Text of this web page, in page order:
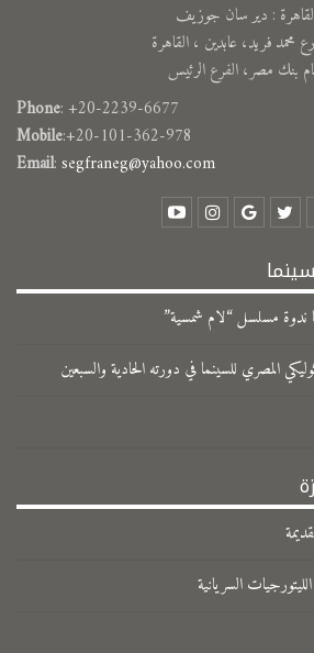
: دير سان جوزيف
بنك مصر، الفرع الرئيس
Phone: +20-2239-6677
Mobile:+20-101-362-978
Email:segfraneg@yahoo.com
ندوة مسلسل “لام شمسية”
المصري للسينما في دورته الحادية والسبعين
السريانية